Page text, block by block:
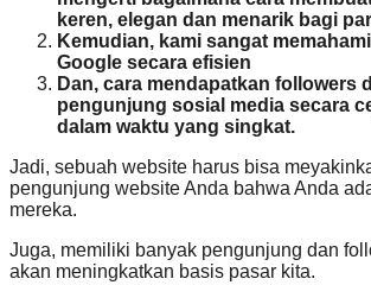
keren, elegan dan menarik bagi
Kemudian, kami sangat
Google secara efisien
Dan, cara mendapatkan followers
pengunjung sosial media secara
dalam waktu yang singkat.
Jadi, sebuah website harus bisa
pengunjung website Anda bahwa Anda
mereka.
Juga, memiliki banyak pengunjung dan
akan meningkatkan basis pasar kita.